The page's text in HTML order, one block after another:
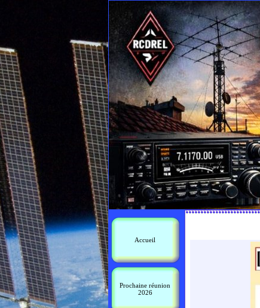
Accueil
Prochaine réunion
2026